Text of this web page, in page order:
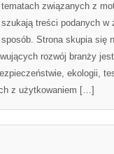
tematach związanych z
szukają treści podanych w
sposób. Strona skupia się
rozwój branży
ekologii,
z użytkowaniem […]